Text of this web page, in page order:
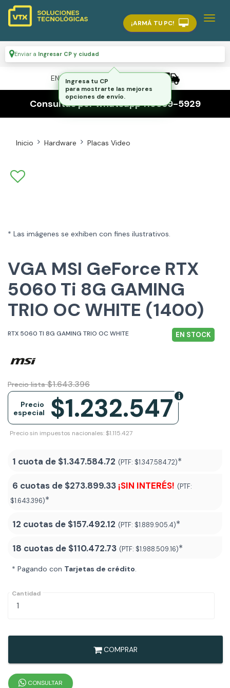
¡ARMÁ TU PC!
Enviar a Ingresar CP y ciudad
ENVÍO GRATIS A TODO EL PAÍS
Consultas por whatsapp 116559-5929
Inicio Hardware Placas Video
* Las imágenes se exhiben con fines ilustrativos.
VGA MSI GeForce RTX
5060 Ti 8G GAMING
TRIO OC WHITE (1400)
RTX 5060 TI 8G GAMING TRIO OC WHITE EN STOCK
Precio lista $1.643.396
$1.232.547
Precio
especial
Precio sin impuestos nacionales: $1.115.427
1 cuota de $1.347.584.72 (PTF: $1.347.584.72)*
6 cuotas de $273.899.33 ¡SIN INTERÉS! (PTF:
$1.643.396)*
12 cuotas de $157.492.12 (PTF: $1.889.905.4)*
18 cuotas de $110.472.73 (PTF: $1.988.509.16)*
* Pagando con Tarjetas de crédito.
Cantidad
COMPRAR
CONSULTAR
Ingresa tu CP
para mostrarte las mejores
opciones de envío.